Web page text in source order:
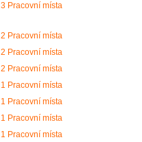
3 Pracovní místa
2 Pracovní místa
2 Pracovní místa
2 Pracovní místa
1 Pracovní místa
1 Pracovní místa
1 Pracovní místa
1 Pracovní místa